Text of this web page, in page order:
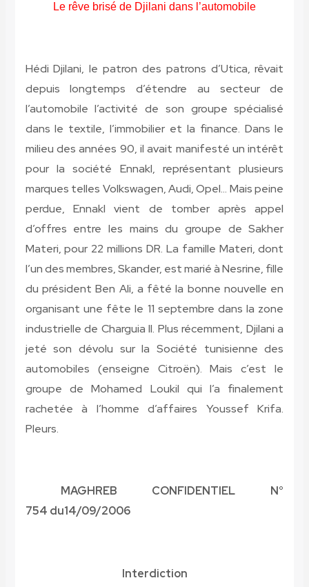
Le rêve brisé de Djilani dans l’automobile
Hédi Djilani, le patron des patrons d’Utica, rêvait
depuis longtemps d’étendre au secteur de
l’automobile l’activité de son groupe spécialisé
dans le textile, l’immobilier et la finance. Dans le
milieu des années 90, il avait manifesté un intérêt
pour la société Ennakl, représentant plusieurs
marques telles Volkswagen, Audi, Opel… Mais peine
perdue, Ennakl vient de tomber après appel
d’offres entre les mains du groupe de Sakher
Materi, pour 22 millions DR. La famille Materi, dont
l’un des membres, Skander, est marié à Nesrine, fille
du président Ben Ali, a fêté la bonne nouvelle en
organisant une fête le 11 septembre dans la zone
industrielle de Charguia II. Plus récemment, Djilani a
jeté son dévolu sur la Société tunisienne des
automobiles (enseigne Citroën). Mais c’est le
groupe de Mohamed Loukil qui l’a finalement
rachetée à l’homme d’affaires Youssef Krifa.
Pleurs.
MAGHREB CONFIDENTIEL N°
754 du14/09/2006
Interdiction